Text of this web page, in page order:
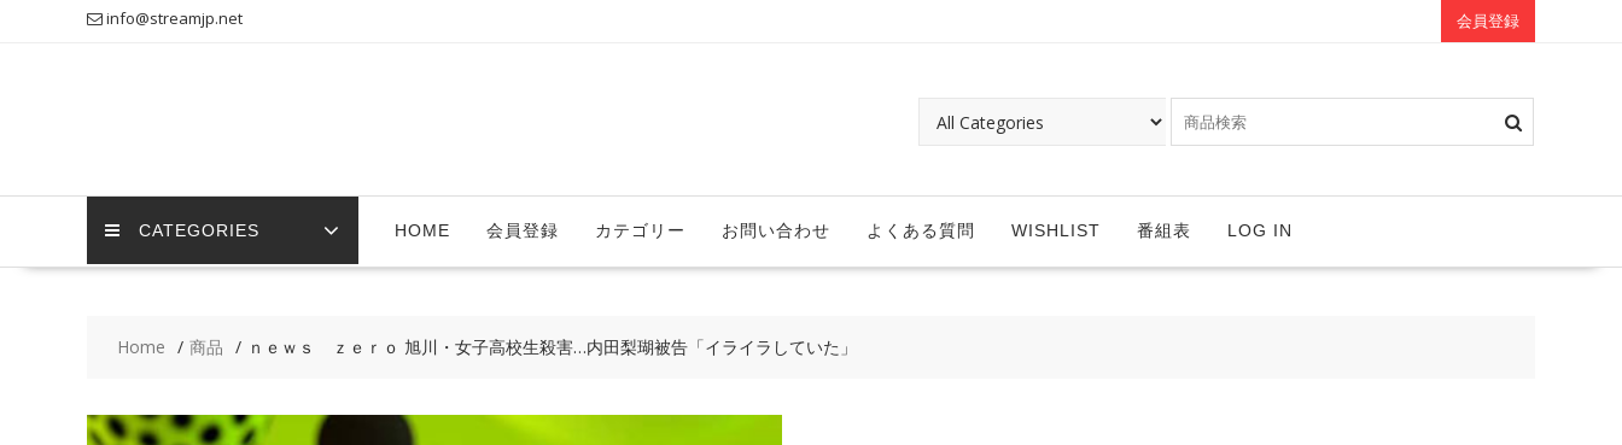
info@streamjp.net 会員登録
CATEGORIES HOME 会員登録 カテゴリー お問い合わせ よくある質問 WISHLIST 番組表 LOG IN
Home 商品 ｎｅｗｓ ｚｅｒｏ 旭川・女子高校生殺害…内田梨瑚被告「イライラしていた」